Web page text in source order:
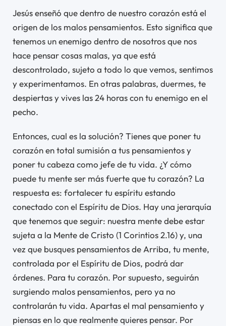
Jesús enseñó que dentro de nuestro corazón está el
origen de los malos pensamientos. Esto significa que
tenemos un enemigo dentro de nosotros que nos
hace pensar cosas malas, ya que está
descontrolado, sujeto a todo lo que vemos, sentimos
y experimentamos. En otras palabras, duermes, te
despiertas y vives las 24 horas con tu enemigo en el
pecho.
Entonces, cual es la solución? Tienes que poner tu
corazón en total sumisión a tus pensamientos y
poner tu cabeza como jefe de tu vida. ¿Y cómo
puede tu mente ser más fuerte que tu corazón? La
respuesta es: fortalecer tu espíritu estando
conectado con el Espíritu de Dios. Hay una jerarquía
que tenemos que seguir: nuestra mente debe estar
sujeta a la Mente de Cristo (1 Corintios 2.16) y, una
vez que busques pensamientos de Arriba, tu mente,
controlada por el Espíritu de Dios, podrá dar
órdenes. Para tu corazón. Por supuesto, seguirán
surgiendo malos pensamientos, pero ya no
controlarán tu vida. Apartas el mal pensamiento y
piensas en lo que realmente quieres pensar. Por